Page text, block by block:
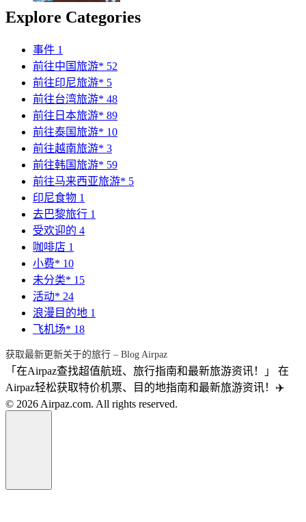
Explore Categories
事件 1
前往中国旅游* 52
前往印尼旅游* 5
前往台湾旅游* 48
前往日本旅游* 89
前往泰国旅游* 10
前往越南旅游* 3
前往韩国旅游* 59
前往马来西亚旅游* 5
印尼食物 1
去巴黎旅行 1
受欢迎的 4
咖啡店 1
小费* 10
未分类* 15
活动* 24
浪漫目的地 1
飞机场* 18
获取最新更新关于的旅行 – Blog Airpaz
「在Airpaz查找超值航班、旅行指南和最新旅游资讯！」 在
Airpaz轻松获取特价机票、目的地指南和最新旅游资讯！✈️
© 2026 Airpaz.com. All rights reserved.